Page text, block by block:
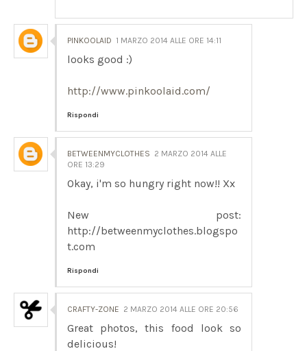
PINKOOLAID 1 MARZO 2014 ALLE ORE 14:11
looks good :)
http://www.pinkoolaid.com/
Rispondi
BETWEENMYCLOTHES 2 MARZO 2014 ALLE
ORE 13:29
Okay, i'm so hungry right now!! Xx
New post:
http://betweenmyclothes.blogspo
t.com
Rispondi
CRAFTY-ZONE 2 MARZO 2014 ALLE ORE 20:56
Great photos, this food look so
delicious!